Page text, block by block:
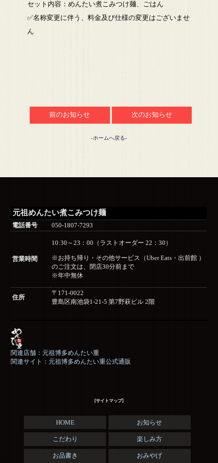
セット内容：めんたい煮こみつけ麺、ごはん
✅名称変更に伴う、料金及び仕様の変更はございませ
ん
前のお知らせ 次のお知らせ
-ホームへ戻る-
元祖めんたい煮こみつけ麺
電話番号 050-1807-7293
営業時間
10:30～23：00（ラストオーダー 22：30）
※お持ち帰り・その他サービス（Uber Eats・出前館 ）
のご注文は、閉店30分前まで
※年中無休
住所
〒171-0022
豊島区南池袋1-21-5 第7野萩ビル 2階
関連店舗：元祖博多めんたい重
関連サイト：元祖博多めんたい重公式通販
[サイトマップ]
HOME お知らせ
こだわり 楽しみ方
お品書き おみやげ